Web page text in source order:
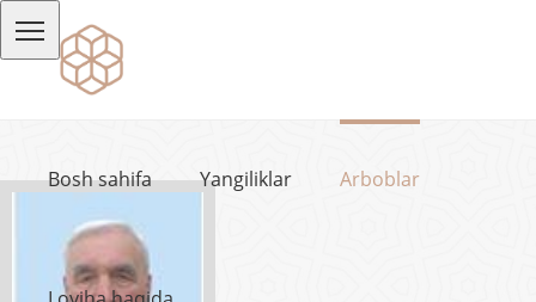
Bosh sahifa Yangiliklar Arboblar